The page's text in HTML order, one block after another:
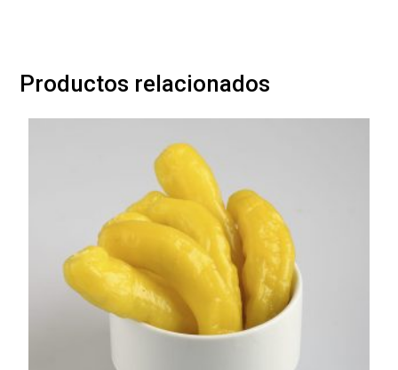
Productos relacionados